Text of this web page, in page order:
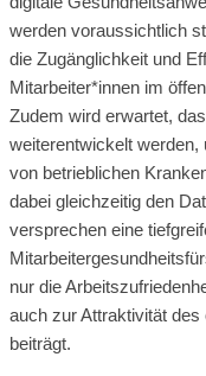
werden voraussichtlich
die Zugänglichkeit und
Mitarbeiter*innen im
Zudem wird erwartet,
weiterentwickelt werden,
von betrieblichen
dabei gleichzeitig den
versprechen eine
nur die
auch zur Attraktivität
beiträgt.